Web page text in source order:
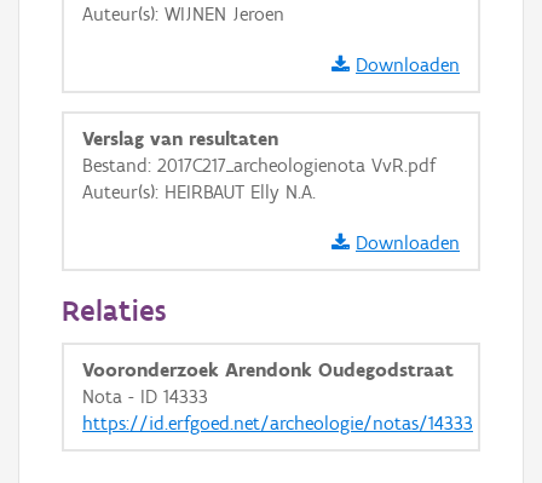
Auteur(s): WIJNEN Jeroen
Downloaden
Verslag van resultaten
Bestand: 2017C217_archeologienota VvR.pdf
Auteur(s): HEIRBAUT Elly N.A.
Downloaden
Relaties
Vooronderzoek Arendonk Oudegodstraat
Nota - ID 14333
https://id.erfgoed.net/archeologie/notas/14333